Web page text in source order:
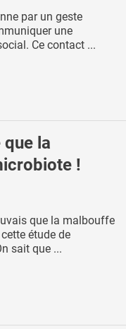
par un geste
une
Ce contact ...
que la
!
que la malbouffe
étude de
sait que ...